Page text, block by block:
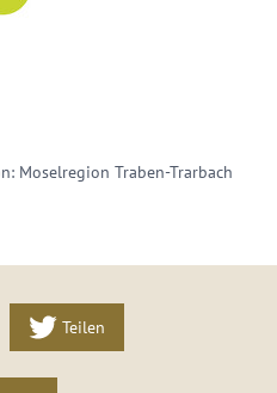
Moselregion Traben-Trarbach
Teilen